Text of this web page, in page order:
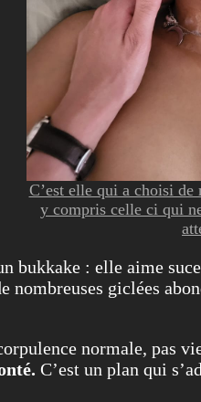
C’est elle qui a choisi de
y compris celle ci qui
bukkake : elle aime
nombreuses giclées
normale, pas
C’est un plan qui